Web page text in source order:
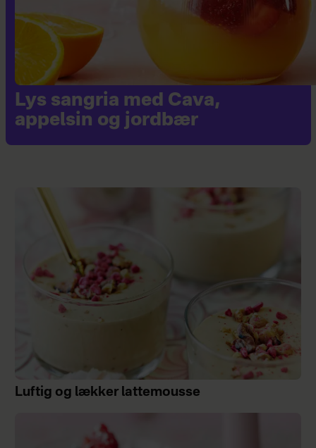
Lys sangria med Cava,
appelsin og jordbær
Luftig og lækker lattemousse